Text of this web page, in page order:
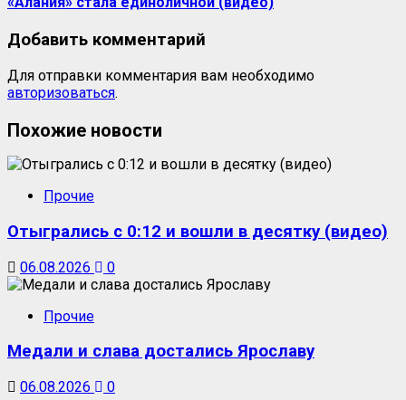
Добавить комментарий
Для отправки комментария вам необходимо
авторизоваться.
Похожие новости
Прочие
Отыгрались с 0:12 и вошли в десятку (видео)
06.08.2026 0
Прочие
Медали и слава достались Ярославу
06.08.2026 0